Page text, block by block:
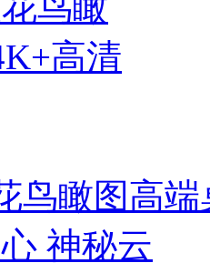
鸟瞰图高